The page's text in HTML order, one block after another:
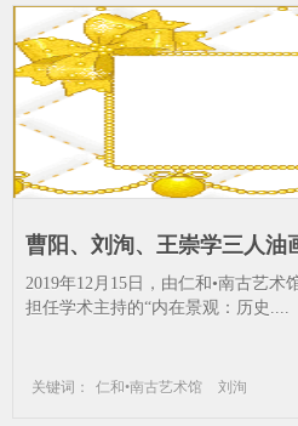
成都
青年
曹阳、刘洵、王崇学三人油
南谷艺术馆_刘洵-当代艺术-
成都-亚麻布-美术馆-自己的
2019年12月15日，由仁和•南古艺
担任学术主持的“内在景观：历史....
关键词： 仁和•南古艺术馆
刘洵